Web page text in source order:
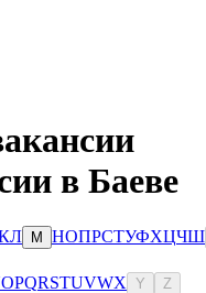
в Баеве
Л М НОПРСТУФХЦЧШ
OPQRSTUVWX Y Z